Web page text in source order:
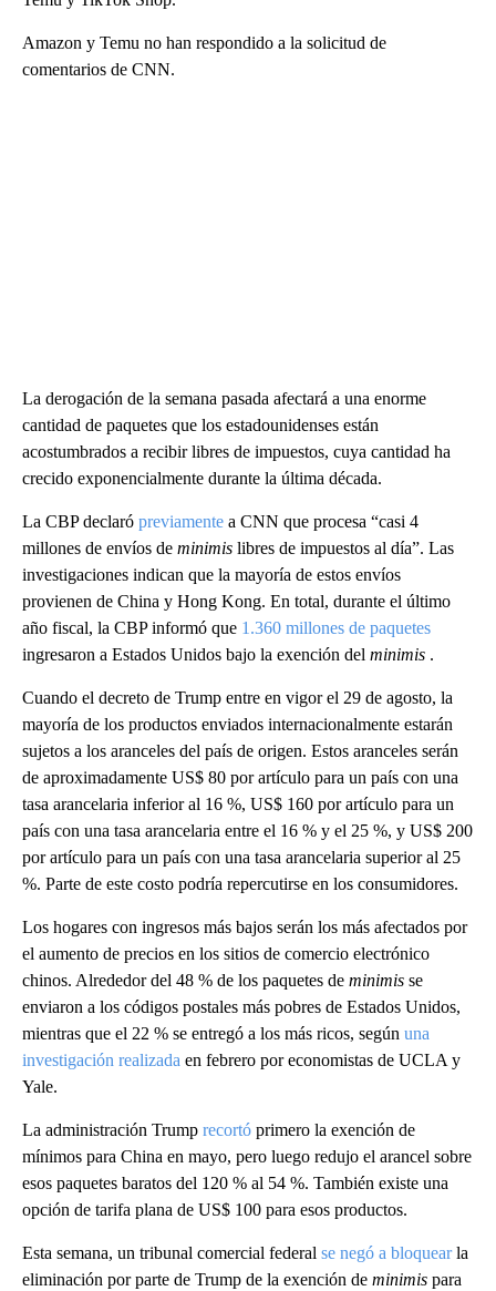
Amazon y Temu no han respondido a la solicitud de
comentarios de CNN.
La derogación de la semana pasada afectará a una enorme
cantidad de paquetes que los estadounidenses están
acostumbrados a recibir libres de impuestos, cuya cantidad ha
crecido exponencialmente durante la última década.
La CBP declaró previamente a CNN que procesa “casi 4
millones de envíos de minimis libres de impuestos al día”. Las
investigaciones indican que la mayoría de estos envíos
provienen de China y Hong Kong. En total, durante el último
año fiscal, la CBP informó que 1.360 millones de paquetes
ingresaron a Estados Unidos bajo la exención del minimis .
Cuando el decreto de Trump entre en vigor el 29 de agosto, la
mayoría de los productos enviados internacionalmente estarán
sujetos a los aranceles del país de origen. Estos aranceles serán
de aproximadamente US$ 80 por artículo para un país con una
tasa arancelaria inferior al 16 %, US$ 160 por artículo para un
país con una tasa arancelaria entre el 16 % y el 25 %, y US$ 200
por artículo para un país con una tasa arancelaria superior al 25
%. Parte de este costo podría repercutirse en los consumidores.
Los hogares con ingresos más bajos serán los más afectados por
el aumento de precios en los sitios de comercio electrónico
chinos. Alrededor del 48 % de los paquetes de minimis se
enviaron a los códigos postales más pobres de Estados Unidos,
mientras que el 22 % se entregó a los más ricos, según una
investigación realizada en febrero por economistas de UCLA y
Yale.
La administración Trump recortó primero la exención de
mínimos para China en mayo, pero luego redujo el arancel sobre
esos paquetes baratos del 120 % al 54 %. También existe una
opción de tarifa plana de US$ 100 para esos productos.
Esta semana, un tribunal comercial federal se negó a bloquearla
eliminación por parte de Trump de la exención de minimis para